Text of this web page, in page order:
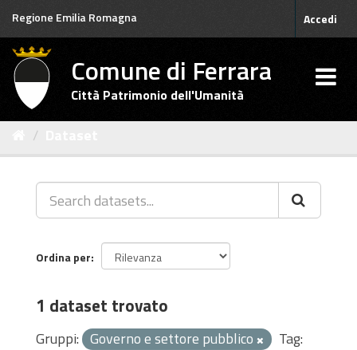
Salta
contenuto
Regione Emilia Romagna Accedi
Comune di Ferrara
Città Patrimonio dell'Umanità
Ordina per
1 dataset trovato
Gruppi: Governo e settore pubblico
Tag: